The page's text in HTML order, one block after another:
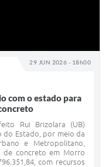
29 JUN 2026 - 18h00
com o estado para
Rui Brizolara (UB)
do Estado, por meio da
e Metropolitano,
de concreto em Morro
com recursos